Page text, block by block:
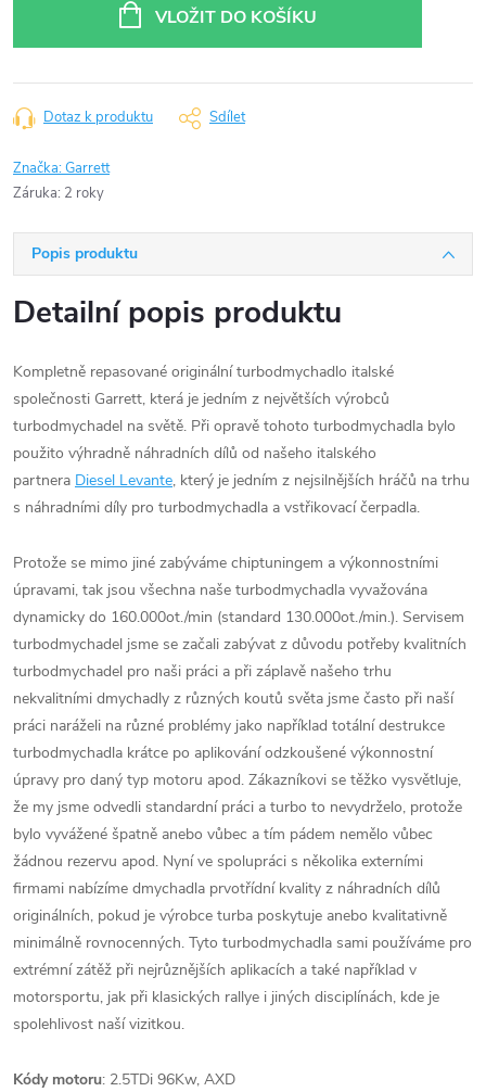
VLOŽIT DO KOŠÍKU
Dotaz k produktu Sdílet
Značka:Garrett
Záruka: 2 roky
Popis produktu
Detailní popis produktu
Kompletně repasované originální turbodmychadlo italské
společnosti Garrett, která je jedním z největších výrobců
turbodmychadel na světě. Při opravě tohoto turbodmychadla bylo
použito výhradně náhradních dílů od našeho italského
partnera Diesel Levante, který je jedním z nejsilnějších hráčů na trhu
s náhradními díly pro turbodmychadla a vstřikovací čerpadla.
Protože se mimo jiné zabýváme chiptuningem a výkonnostními
úpravami, tak jsou všechna naše turbodmychadla vyvažována
dynamicky do 160.000ot./min (standard 130.000ot./min.). Servisem
turbodmychadel jsme se začali zabývat z důvodu potřeby kvalitních
turbodmychadel pro naši práci a při záplavě našeho trhu
nekvalitními dmychadly z různých koutů světa jsme často při naší
práci naráželi na různé problémy jako například totální destrukce
turbodmychadla krátce po aplikování odzkoušené výkonnostní
úpravy pro daný typ motoru apod. Zákazníkovi se těžko vysvětluje,
že my jsme odvedli standardní práci a turbo to nevydrželo, protože
bylo vyvážené špatně anebo vůbec a tím pádem nemělo vůbec
žádnou rezervu apod. Nyní ve spolupráci s několika externími
firmami nabízíme dmychadla prvotřídní kvality z náhradních dílů
originálních, pokud je výrobce turba poskytuje anebo kvalitativně
minimálně rovnocenných. Tyto turbodmychadla sami používáme pro
extrémní zátěž při nejrůznějších aplikacích a také například v
motorsportu, jak při klasických rallye i jiných disciplínách, kde je
spolehlivost naší vizitkou.
Kódy motoru: 2.5TDi 96Kw, AXD